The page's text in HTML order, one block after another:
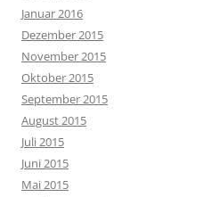
Januar 2016
Dezember 2015
November 2015
Oktober 2015
September 2015
August 2015
Juli 2015
Juni 2015
Mai 2015